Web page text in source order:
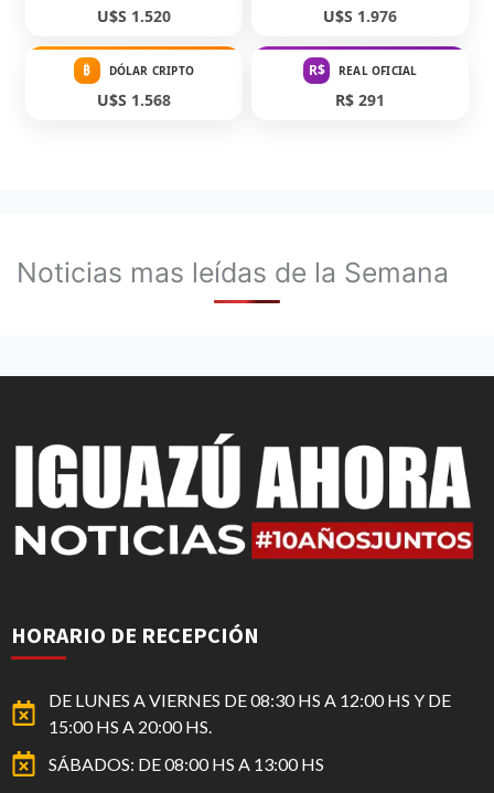
U$S 1.520 U$S 1.976
₿ DÓLAR CRIPTO
U$S 1.568
R$ REAL OFICIAL
R$ 291
Noticias mas leídas de la Semana
HORARIO DE RECEPCIÓN
DE LUNES A VIERNES DE 08:30 HS A 12:00 HS Y DE
15:00 HS A 20:00 HS.
SÁBADOS: DE 08:00 HS A 13:00 HS